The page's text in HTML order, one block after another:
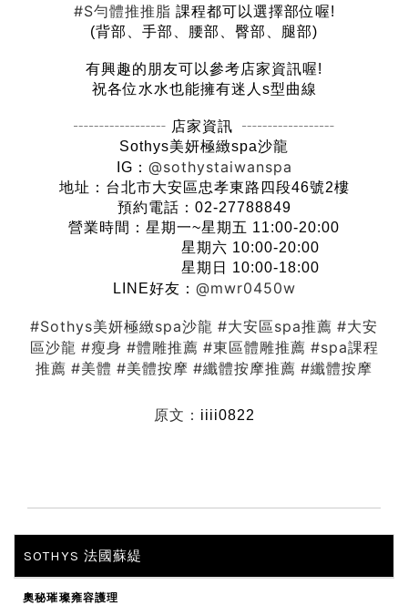
#S勻體推推脂 課程都可以選擇部位喔!
(背部、手部、腰部、臀部、腿部)
有興趣的朋友可以參考店家資訊喔!
祝各位水水也能擁有迷人s型曲線
┄┄┄┄┄┄ 店家資訊 ┄┄┄┄┄┄
Sothys美妍極緻spa沙龍
IG： @sothystaiwanspa
地址：台北市大安區忠孝東路四段46號2樓
預約電話：02-27788849
營業時間：星期一~星期五 11:00-20:00
星期六 10:00-20:00
星期日 10:00-18:00
LINE好友： @mwr0450w
#Sothys美妍極緻spa沙龍 #大安區spa推薦 #大安
區沙龍 #瘦身 #體雕推薦 #東區體雕推薦 #spa課程
推薦 #美體 #美體按摩 #纖體按摩推薦 #纖體按摩
原文： iiii0822
SOTHYS 法國蘇緹
奧秘璀璨雍容護理